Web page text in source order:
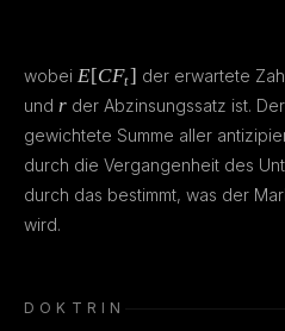
wobei E[CF_t]
E[CFt] der erwartete
und r
r der Abzinsungssatz ist.
gewichtete Summe aller
durch die Vergangenheit des
durch das bestimmt, was der
wird.
DOKTRIN